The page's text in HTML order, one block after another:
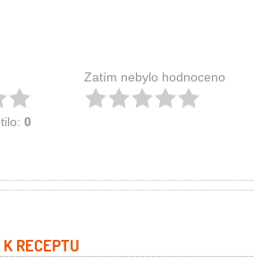
0
Zatím nebylo hodnoceno
K RECEPTU